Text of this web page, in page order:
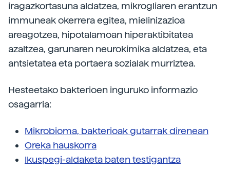
iragazkortasuna aldatzea, mikrogliaren erantzun
immuneak okerrera egitea, mielinizazioa
areagotzea, hipotalamoan hiperaktibitatea
azaltzea, garunaren neurokimika aldatzea, eta
antsietatea eta portaera sozialak murriztea.
Hesteetako bakterioen inguruko informazio
osagarria:
Mikrobioma, bakterioak gutarrak direnean
Oreka hauskorra
Ikuspegi-aldaketa baten testigantza